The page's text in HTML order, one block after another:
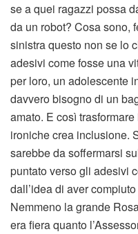
se a quei ragazzi possa
da un robot? Cosa sono,
sinistra questo non se lo
adesivi come fosse una
per loro, un adolescente
davvero bisogno di un
amato. E così
ironiche crea inclusione.
sarebbe da soffermarsi
puntato verso gli adesivi
dall’idea di aver
Nemmeno la grande
era fiera quanto